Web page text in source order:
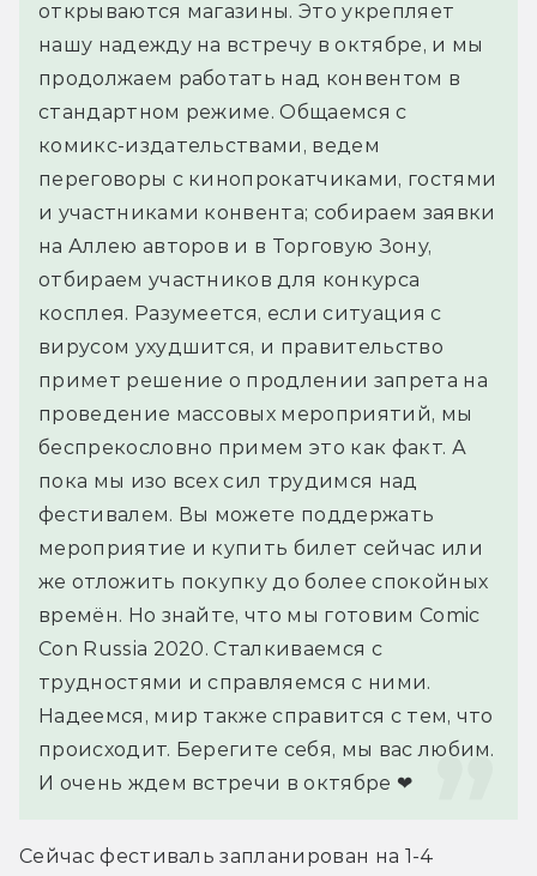
открываются магазины. Это укрепляет
нашу надежду на встречу в октябре, и мы
продолжаем работать над конвентом в
стандартном режиме. Общаемся с
комикс-издательствами, ведем
переговоры с кинопрокатчиками, гостями
и участниками конвента; собираем заявки
на Аллею авторов и в Торговую Зону,
отбираем участников для конкурса
косплея. Разумеется, если ситуация с
вирусом ухудшится, и правительство
примет решение о продлении запрета на
проведение массовых мероприятий, мы
беспрекословно примем это как факт. А
пока мы изо всех сил трудимся над
фестивалем. Вы можете поддержать
мероприятие и купить билет сейчас или
же отложить покупку до более спокойных
времён. Но знайте, что мы готовим Comic
Con Russia 2020. Сталкиваемся с
трудностями и справляемся с ними.
Надеемся, мир также справится с тем, что
происходит. Берегите себя, мы вас любим.
И очень ждем встречи в октябре ❤
Сейчас фестиваль запланирован на 1-4